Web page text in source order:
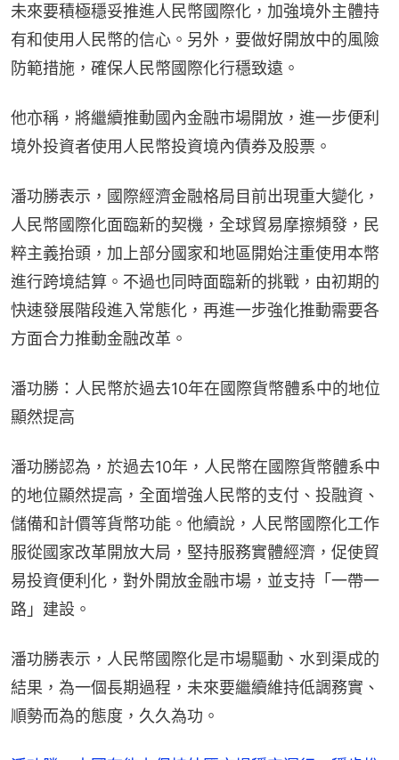
未來要積極穩妥推進人民幣國際化，加強境外主體持
有和使用人民幣的信心。另外，要做好開放中的風險
防範措施，確保人民幣國際化行穩致遠。
他亦稱，將繼續推動國內金融市場開放，進一步便利
境外投資者使用人民幣投資境內債券及股票。
潘功勝表示，國際經濟金融格局目前出現重大變化，
人民幣國際化面臨新的契機，全球貿易摩擦頻發，民
粹主義抬頭，加上部分國家和地區開始注重使用本幣
進行跨境結算。不過也同時面臨新的挑戰，由初期的
快速發展階段進入常態化，再進一步強化推動需要各
方面合力推動金融改革。
潘功勝：人民幣於過去10年在國際貨幣體系中的地位
顯然提高
潘功勝認為，於過去10年，人民幣在國際貨幣體系中
的地位顯然提高，全面增強人民幣的支付、投融資、
儲備和計價等貨幣功能。他續說，人民幣國際化工作
服從國家改革開放大局，堅持服務實體經濟，促使貿
易投資便利化，對外開放金融市場，並支持「一帶一
路」建設。
潘功勝表示，人民幣國際化是市場驅動、水到渠成的
結果，為一個長期過程，未來要繼續維持低調務實、
順勢而為的態度，久久為功。